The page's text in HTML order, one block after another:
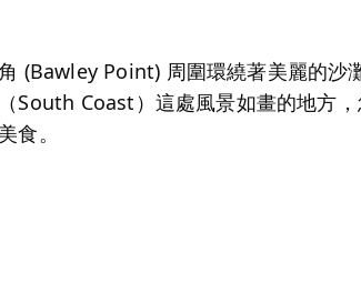
(Bawley Point) 周圍環繞著美麗的沙
South Coast）這處風景如畫的地方
食。